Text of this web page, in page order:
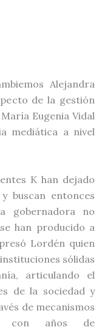
Alejandra
de la gestión
Eugenia Vidal
mediática a nivel
K han dejado
buscan entonces
gobernadora no
han producido a
Lordén quien
sólidas
articulando el
de la sociedad y
de mecanismos
con años de